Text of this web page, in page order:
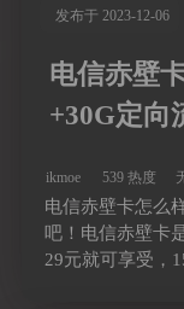
发布于 2023-12-06
电信赤壁
+30G定向
ikmoe 539 热度
电信赤壁卡怎么
吧！电信赤壁卡
29元就可享受，